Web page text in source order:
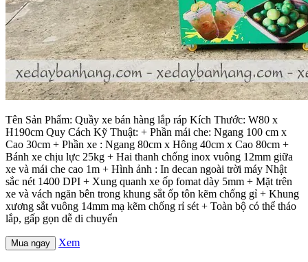
Tên Sản Phẩm: Quầy xe bán hàng lắp ráp Kích Thước: W80 x
H190cm Quy Cách Kỹ Thuật: + Phần mái che: Ngang 100 cm x
Cao 30cm + Phần xe : Ngang 80cm x Hông 40cm x Cao 80cm +
Bánh xe chịu lực 25kg + Hai thanh chống inox vuông 12mm giữa
xe và mái che cao 1m + Hình ảnh : In decan ngoài trời máy Nhật
sắc nét 1400 DPI + Xung quanh xe ốp fomat dày 5mm + Mặt trên
xe và vách ngăn bên trong khung sắt ốp tôn kẽm chống gỉ + Khung
xương sắt vuông 14mm mạ kẽm chống rỉ sét + Toàn bộ có thể tháo
lắp, gấp gọn dễ di chuyển
Mua ngay Xem